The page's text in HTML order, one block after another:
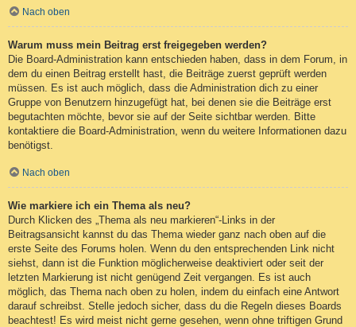
Nach oben
Warum muss mein Beitrag erst freigegeben werden?
Die Board-Administration kann entschieden haben, dass in dem Forum, in
dem du einen Beitrag erstellt hast, die Beiträge zuerst geprüft werden
müssen. Es ist auch möglich, dass die Administration dich zu einer
Gruppe von Benutzern hinzugefügt hat, bei denen sie die Beiträge erst
begutachten möchte, bevor sie auf der Seite sichtbar werden. Bitte
kontaktiere die Board-Administration, wenn du weitere Informationen dazu
benötigst.
Nach oben
Wie markiere ich ein Thema als neu?
Durch Klicken des „Thema als neu markieren“-Links in der
Beitragsansicht kannst du das Thema wieder ganz nach oben auf die
erste Seite des Forums holen. Wenn du den entsprechenden Link nicht
siehst, dann ist die Funktion möglicherweise deaktiviert oder seit der
letzten Markierung ist nicht genügend Zeit vergangen. Es ist auch
möglich, das Thema nach oben zu holen, indem du einfach eine Antwort
darauf schreibst. Stelle jedoch sicher, dass du die Regeln dieses Boards
beachtest! Es wird meist nicht gerne gesehen, wenn ohne triftigen Grund